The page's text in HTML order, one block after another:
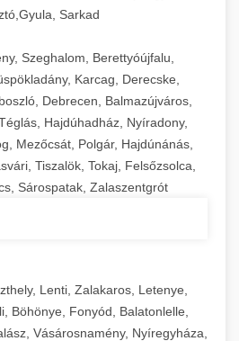
Sarkad
Szeghalom, Berettyóújfalu,
Karcag, Derecske,
Debrecen, Balmazújváros,
Hajdúhadház, Nyíradony,
Mezőcsát, Polgár, Hajdúnánás,
Tiszalök, Tokaj, Felsőzsolca,
Sárospatak, Zalaszentgrót
Lenti, Zalakaros, Letenye,
Böhönye, Fonyód, Balatonlelle,
Vásárosnamény, Nyíregyháza,